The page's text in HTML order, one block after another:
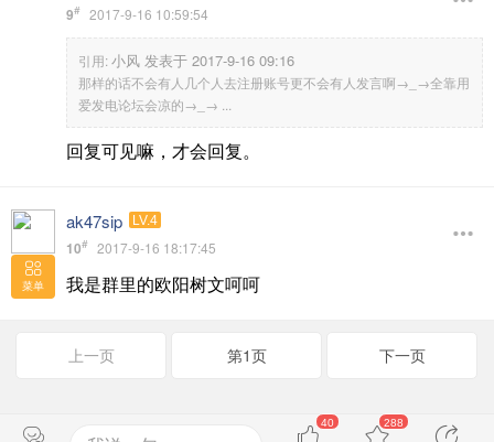
9# 2017-9-16 10:59:54
引用: 小风 发表于 2017-9-16 09:16
那样的话不会有人几个人去注册账号更不会有人发言啊→_→全靠用
爱发电论坛会凉的→_→ ...
回复可见嘛，才会回复。
ak47sip LV.4
10# 2017-9-16 18:17:45
我是群里的欧阳树文呵呵
上一页 第1页 下一页
40 288
菜单